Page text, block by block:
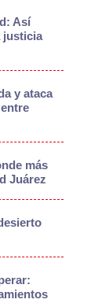
Así
justicia
y ataca
más
Juárez